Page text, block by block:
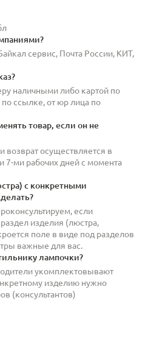
сервис, Почта России, КИТ,
наличными либо картой по
ссылке, от юр лица по
товар, если он не
осуществляется в
7-ми рабочих дней с момента
с конкретными
если
изделия (люстра,
поле в виде под разделов
важные для вас.
лампочки?
укомплектовывают
изделию нужно
(консультантов)